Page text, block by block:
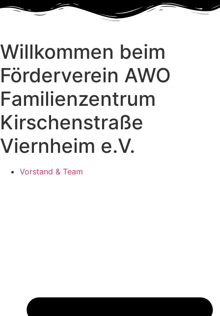
Zum
Willkommen beim
Förderverein AWO
Familienzentrum
Kirschenstraße
Viernheim e.V.
Vorstand & Team